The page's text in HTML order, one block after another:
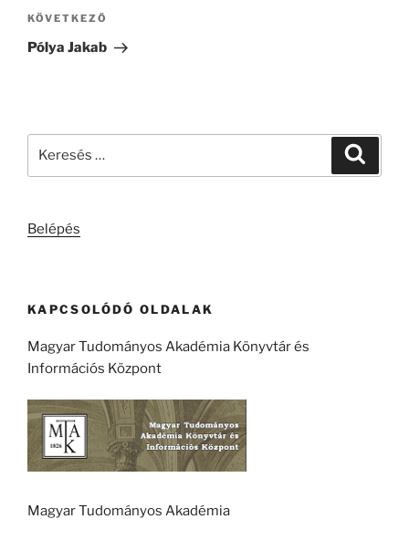
Következő
bejegyzés
KÖVETKEZŐ
Pólya Jakab
Belépés
KAPCSOLÓDÓ OLDALAK
Magyar Tudományos Akadémia Könyvtár és
Információs Központ
Magyar Tudományos Akadémia